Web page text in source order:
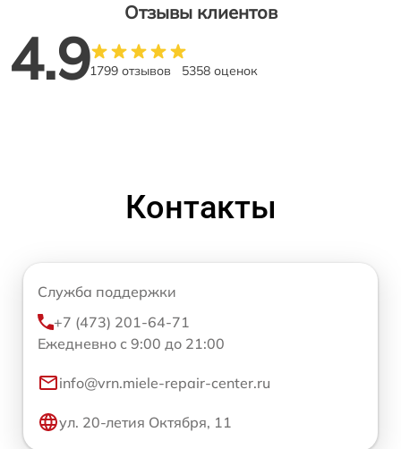
Отзывы клиентов
4.91799 отзывов 5358 оценок
Контакты
Служба поддержки
+7 (473) 201-64-71
Ежедневно с 9:00 до 21:00
info@vrn.miele-repair-center.ru
ул. 20-летия Октября, 11